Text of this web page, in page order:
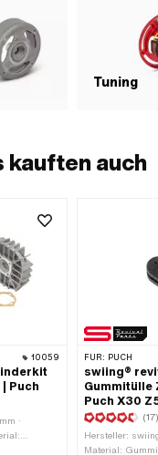
Tuning
kauften auch
10059
Puch
·
FÜR: PUCH
swiing®
Gummitülle
Puch X30
(17)
Hersteller:
Material: Gummi